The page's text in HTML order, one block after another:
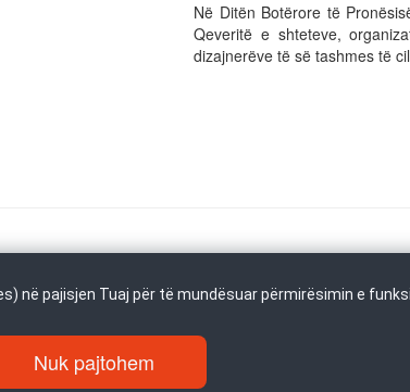
Në Ditën Botërore të
Qeveritë e shteteve,
dizajnerëve të së tashmes të
në kate Beko, kati i 1-rë, 1000 Shkup, Tel: +389 2 3103 601
në pajisjen Tuaj për të mundësuar përmirësimin e
Nuk pajtohem